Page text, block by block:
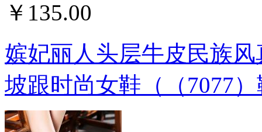
￥135.00
嫔妃丽人头层牛皮民族
坡跟时尚女鞋（（7077